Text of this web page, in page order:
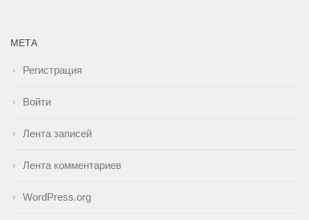
МЕТА
Регистрация
Войти
Лента записей
Лента комментариев
WordPress.org